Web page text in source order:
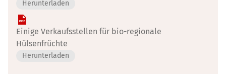
Herunterladen
Einige Verkaufsstellen für bio-regionale
Hülsenfrüchte
Herunterladen